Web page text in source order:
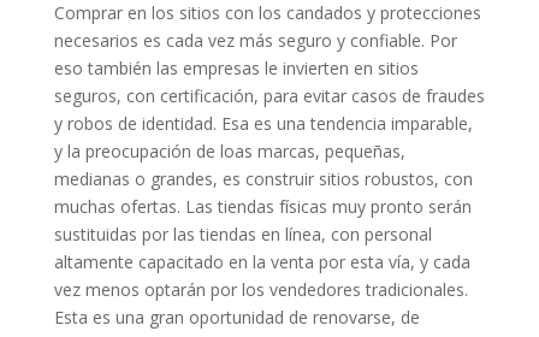
Comprar en los sitios con los candados y protecciones
necesarios es cada vez más seguro y confiable. Por
eso también las empresas le invierten en sitios
seguros, con certificación, para evitar casos de fraudes
y robos de identidad. Esa es una tendencia imparable,
y la preocupación de loas marcas, pequeñas,
medianas o grandes, es construir sitios robustos, con
muchas ofertas. Las tiendas físicas muy pronto serán
sustituidas por las tiendas en línea, con personal
altamente capacitado en la venta por esta vía, y cada
vez menos optarán por los vendedores tradicionales.
Esta es una gran oportunidad de renovarse, de